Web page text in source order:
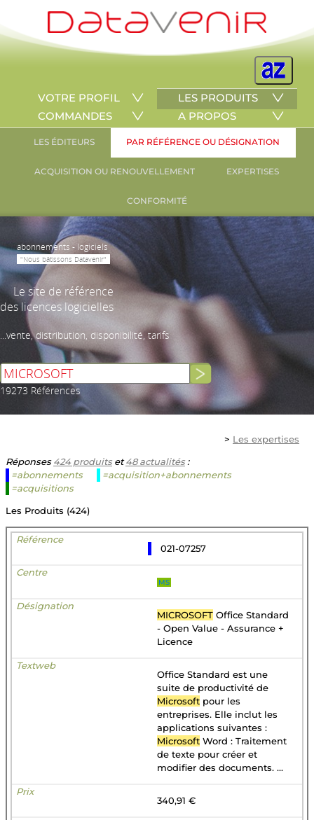
VOTRE PROFIL
LES PRODUITS
COMMANDES
A PROPOS
LES ÉDITEURS PAR RÉFÉRENCE OU DÉSIGNATION
ACQUISITION OU RENOUVELLEMENT EXPERTISES
CONFORMITÉ
abonnements - logiciels
"Nous bâtissons Datavenir"
Le site de référence
des licences logicielles
...vente, distribution, disponibilité, tarifs
19273 Références
> Les expertises
Réponses424 produitset48 actualités:
=abonnements
=acquisition+abonnements
=acquisitions
Les Produits (424)
021-07257
MS
MICROSOFT Office Standard
- Open Value - Assurance +
Licence
Office Standard est une
suite de productivité de
Microsoft pour les
entreprises. Elle inclut les
applications suivantes :
Microsoft Word : Traitement
de texte pour créer et
modifier des documents. ...
340,91 €